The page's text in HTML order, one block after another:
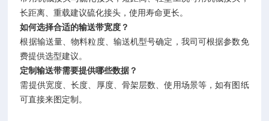
长距离、重载建议硫化接头，使用寿命更长。
如何选择合适的输送带宽度？
根据输送量、物料粒度、输送机型号确定，我司可根据参数免
费提供选型建议。
定制输送带需要提供哪些数据？
需提供宽度、长度、厚度、骨架层数、使用场景等，如有图纸
可直接来图定制。